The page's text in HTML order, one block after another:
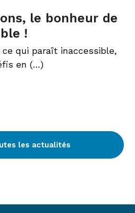
le bonheur de
!
ce qui paraît inaccessible,
en (…)
les actualités